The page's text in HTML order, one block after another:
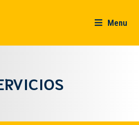
Menu